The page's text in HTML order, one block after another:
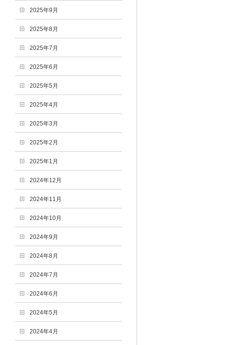
2025年9月
2025年8月
2025年7月
2025年6月
2025年5月
2025年4月
2025年3月
2025年2月
2025年1月
2024年12月
2024年11月
2024年10月
2024年9月
2024年8月
2024年7月
2024年6月
2024年5月
2024年4月